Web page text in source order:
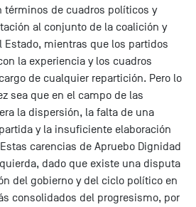
de cuadros políticos y
al conjunto de la coalición y
Estado, mientras que los partidos
la experiencia y los cuadros
de cualquier repartición. Pero lo
sea que en el campo de las
la dispersión, la falta de una
y la insuficiente elaboración
carencias de Apruebo Dignidad
dado que existe una disputa
del gobierno y del ciclo político en
consolidados del progresismo, por